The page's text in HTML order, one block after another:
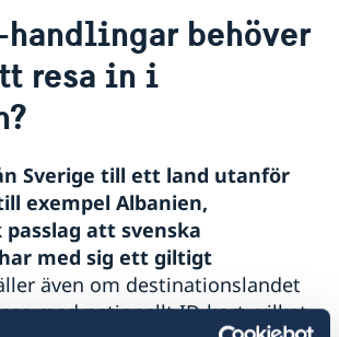
företag
svenska företag
i Albanien
behöver
resa in i
Sverige till ett land utanför
exempel Albanien,
passlag att svenska
med sig ett giltigt
även om destinationslandet
med nationellt ID-kort- vilket